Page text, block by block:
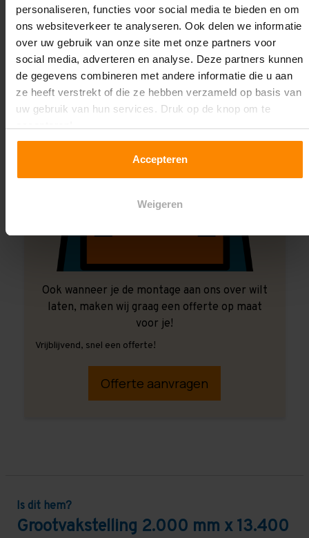
personaliseren, functies voor social media te bieden en om
ons websiteverkeer te analyseren. Ook delen we informatie
over uw gebruik van onze site met onze partners voor
social media, adverteren en analyse. Deze partners kunnen
de gegevens combineren met andere informatie die u aan
ze heeft verstrekt of die ze hebben verzameld op basis van
uw gebruik van hun services. Druk op de knop om te
Accepteren
Weigeren
Laat ons het doen!
Ook wanneer je de montage aan ons over wilt
laten, maken wij graag een offerte op maat
voor je!
Vrijblijvend, snel een offerte!
Offerte aanvragen
Is dit hem?
Grootvakstelling 2.000 mm x 13.400